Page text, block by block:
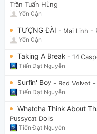
Trần Tuấn Hùng
Yến Cận
TƯỢNG ĐÀI - Mai Linh -
Yến Cận
Taking A Break - 14
Tiến Đạt Nguyễn
Surfin' Boy - Red Velvet -
Tiến Đạt Nguyễn
Whatcha Think About
Pussycat Dolls
Tiến Đạt Nguyễn